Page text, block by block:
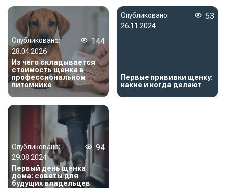
Опубликовано:
28.04.2026
144
Из чего складывается
стоимость щенка в
профессиональном
питомнике
Опубликовано:
26.11.2024
53
Первые прививки щенку:
какие и когда делают
Опубликовано:
29.08.2024
94
Первый день щенка
дома: советы для
будущих владельцев